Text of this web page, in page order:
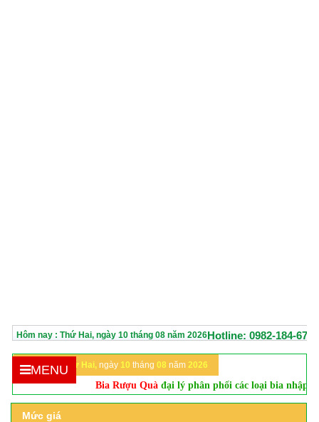
Hôm nay : Thứ Hai, ngày 10tháng08năm 2026Hotline: 0982-184-670
MENU
Hôm nay: Thứ Hai, ngày 10 tháng 08 năm 2026
Bia Rượu Quàđại lý phân phối các loại bia nhập khẩu,
Mức giá